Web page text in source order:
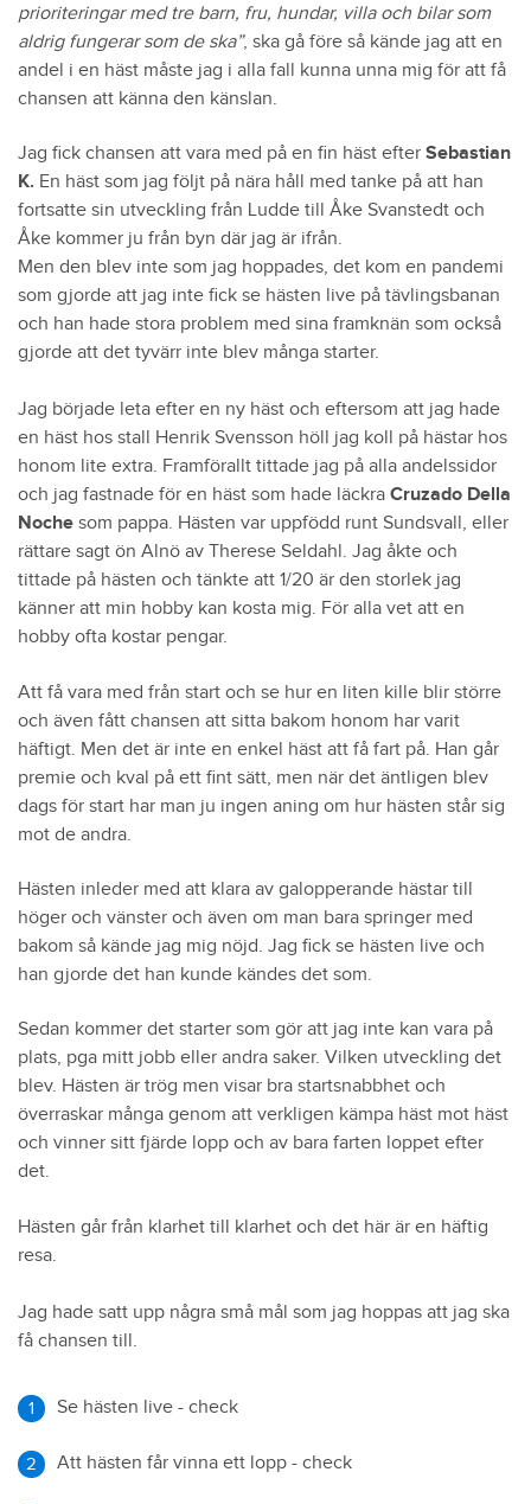
prioriteringar med tre barn, fru, hundar, villa och bilar som
aldrig fungerar som de ska”, ska gå före så kände jag att en
andel i en häst måste jag i alla fall kunna unna mig för att få
chansen att känna den känslan.
Jag fick chansen att vara med på en fin häst efter Sebastian
K. En häst som jag följt på nära håll med tanke på att han
fortsatte sin utveckling från Ludde till Åke Svanstedt och
Åke kommer ju från byn där jag är ifrån.
Men den blev inte som jag hoppades, det kom en pandemi
som gjorde att jag inte fick se hästen live på tävlingsbanan
och han hade stora problem med sina framknän som också
gjorde att det tyvärr inte blev många starter.
Jag började leta efter en ny häst och eftersom att jag hade
en häst hos stall Henrik Svensson höll jag koll på hästar hos
honom lite extra. Framförallt tittade jag på alla andelssidor
och jag fastnade för en häst som hade läckra Cruzado Della
Noche som pappa. Hästen var uppfödd runt Sundsvall, eller
rättare sagt ön Alnö av Therese Seldahl. Jag åkte och
tittade på hästen och tänkte att 1/20 är den storlek jag
känner att min hobby kan kosta mig. För alla vet att en
hobby ofta kostar pengar.
Att få vara med från start och se hur en liten kille blir större
och även fått chansen att sitta bakom honom har varit
häftigt. Men det är inte en enkel häst att få fart på. Han går
premie och kval på ett fint sätt, men när det äntligen blev
dags för start har man ju ingen aning om hur hästen står sig
mot de andra.
Hästen inleder med att klara av galopperande hästar till
höger och vänster och även om man bara springer med
bakom så kände jag mig nöjd. Jag fick se hästen live och
han gjorde det han kunde kändes det som.
Sedan kommer det starter som gör att jag inte kan vara på
plats, pga mitt jobb eller andra saker. Vilken utveckling det
blev. Hästen är trög men visar bra startsnabbhet och
överraskar många genom att verkligen kämpa häst mot häst
och vinner sitt fjärde lopp och av bara farten loppet efter
det.
Hästen går från klarhet till klarhet och det här är en häftig
resa.
Jag hade satt upp några små mål som jag hoppas att jag ska
få chansen till.
Se hästen live - check
Att hästen får vinna ett lopp - check